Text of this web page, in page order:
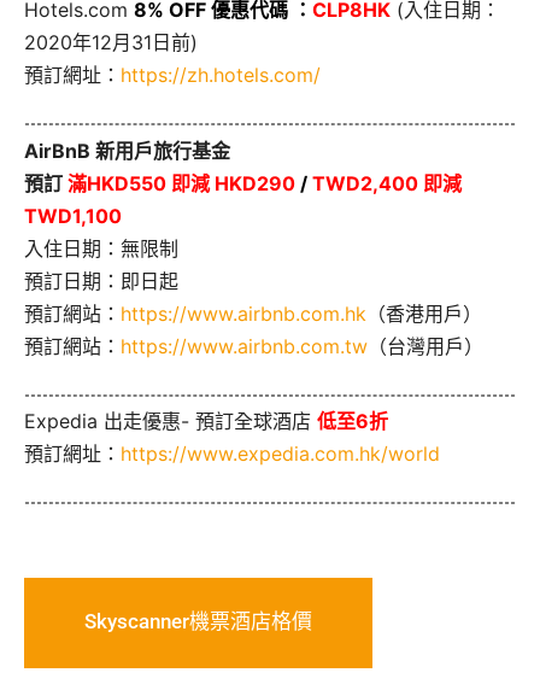
Hotels.com 8% OFF 優惠代碼 ： CLP8HK (入住日期：
2020年12月31日前)
預訂網址： https://zh.hotels.com/
AirBnB 新用戶旅行基金
預訂 滿HKD550 即減 HKD290 / TWD2,400 即減
TWD1,100
入住日期：無限制
預訂日期：即日起
預訂網站： https://www.airbnb.com.hk （香港用戶）
預訂網站： https://www.airbnb.com.tw （台灣用戶）
Expedia 出走優惠- 預訂全球酒店 低至6折
預訂網址： https://www.expedia.com.hk/world
Skyscanner機票酒店格價